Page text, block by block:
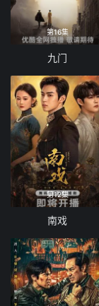
第16集
九门
第12集
南戏